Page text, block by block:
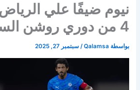
نيوم ضيفًا علي
4 من دوري روشن السعودي
بواسطة Qalamsa
/سبتمبر 27, 2025